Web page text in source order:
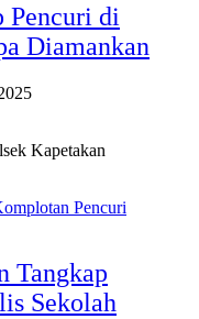
Pencuri di
Diamankan
Kapetakan
Tangkap
Sekolah